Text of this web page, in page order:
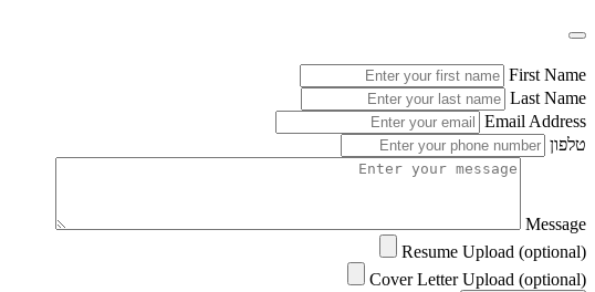
First Name
Last Name
Email Address
טלפון
Message
Resume Upload (optional)
Cover Letter Upload (optional)